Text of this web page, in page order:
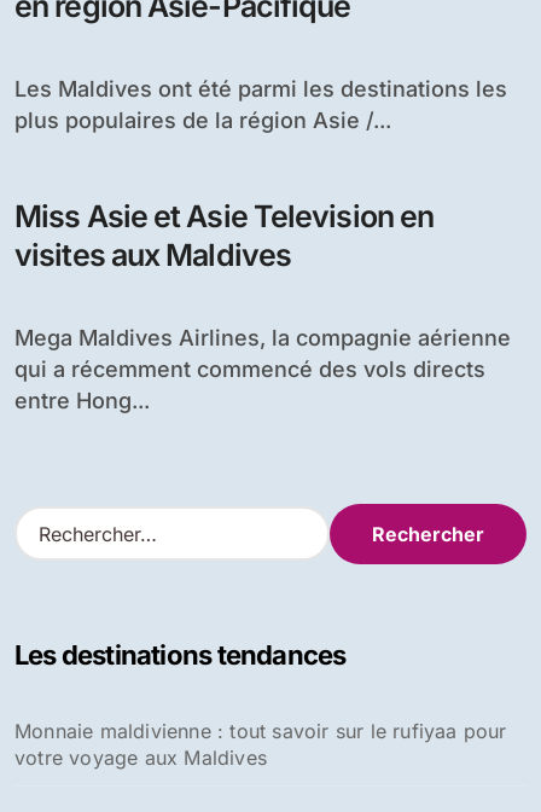
Les Maldives ont été parmi les destinations les
plus populaires de la région Asie /...
Miss Asie et Asie Television en
visites aux Maldives
Mega Maldives Airlines, la compagnie aérienne
qui a récemment commencé des vols directs
entre Hong...
R
e
r
e
r
Les destinations tendances
Monnaie maldivienne : tout savoir sur le rufiyaa pour
votre voyage aux Maldives